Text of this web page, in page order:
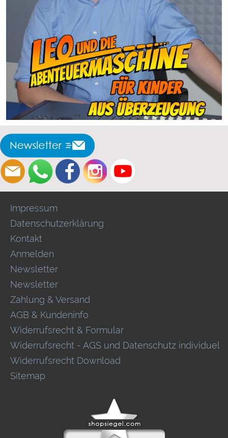
inkl. 19% MwSt.
versandfrei
ab 2,00€
Impressum
Datenschutzerklärung
Kontakt
Anmelden
Newsletter
Newsletter
Zahlung & Versand
AGB & Kundeninfo
Widerrufsrecht & Formular
Widerrufsrecht - AGS und Datenschutz individuel
Widerrufsrecht Download
Sitemap